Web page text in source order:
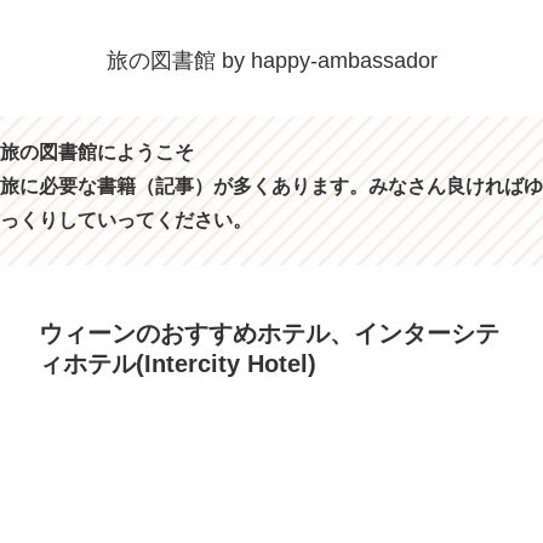
旅の図書館 by happy-ambassador
旅の図書館にようこそ
旅に必要な書籍（記事）が多くあります。みなさん良ければゆ
っくりしていってください。
ウィーンのおすすめホテル、インターシテ
ィホテル(Intercity Hotel)